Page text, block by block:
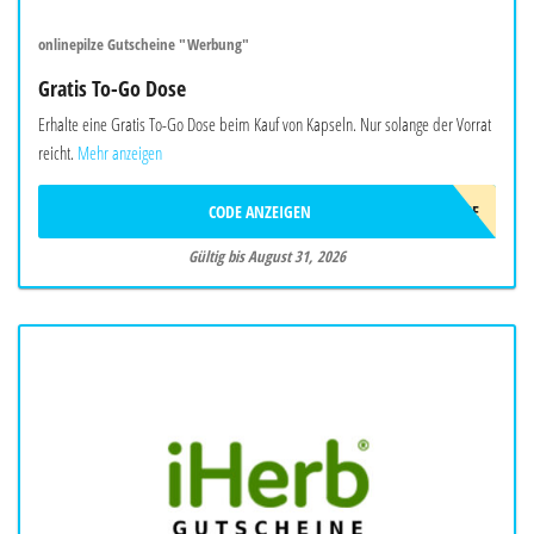
onlinepilze Gutscheine "Werbung"
Gratis To-Go Dose
Erhalte eine Gratis To-Go Dose beim Kauf von Kapseln. Nur solange der Vorrat
reicht. Mehr anzeigen
TO-GO-DOSE
CODE ANZEIGEN
Gültig bis August 31, 2026